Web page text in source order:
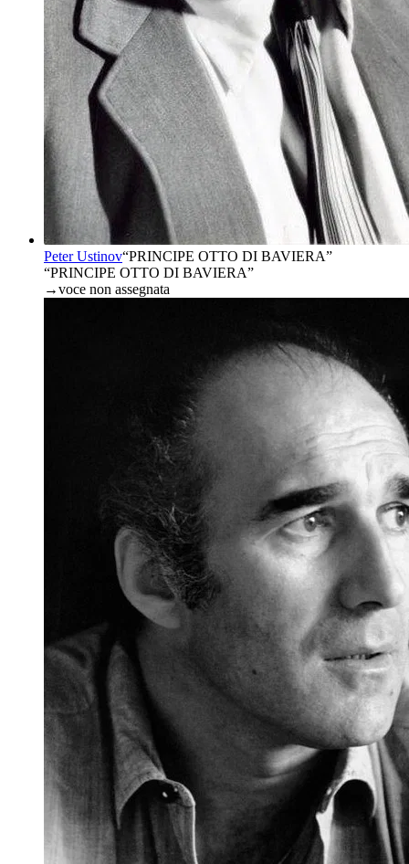
Peter Ustinov“PRINCIPE OTTO DI BAVIERA”
“PRINCIPE OTTO DI BAVIERA”
→voce non assegnata